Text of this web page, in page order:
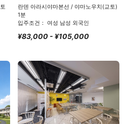
란덴 아라시야마본선 / 야마노우치(교토)
1분
입주조건： 여성 남성 외국인
¥83,000 - ¥105,000